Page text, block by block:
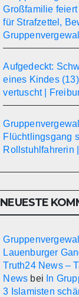
Großfamilie
für Strafzettel,
Aufgedeckt:
eines Kindes
vertuscht |
Flüchtlingsgang
Rollstuhlfahrerin
NEUESTE
Lauenburger
Truth24 News –
News bei In
3 Islamisten